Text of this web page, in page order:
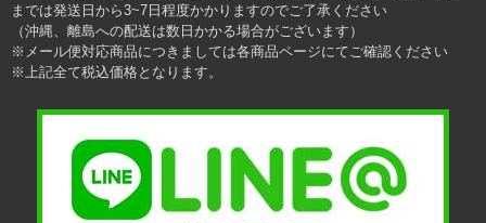
までは発送日から3~7日程度かかりますのでご了承ください
（沖縄、離島への配送は数日かかる場合がございます）
※メール便対応商品につきましては各商品ページにてご確認ください
※上記全て税込価格となります。